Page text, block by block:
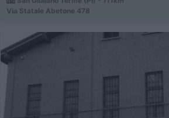
Via Statale Abetone 478